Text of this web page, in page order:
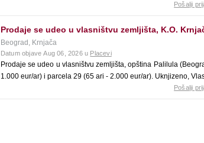
Pošalji
Prodaje se udeo u vlasništvu zemljišta, K.O.
Beograd, Krnjača
Datum objave Aug 06, 2026 u Placevi
Prodaje se udeo u vlasništvu zemljišta, opština Palilula
1.000 eur/ar) i parcela 29 (65 ari - 2.000 eur/ar). Uknjizeno,
Pošalji